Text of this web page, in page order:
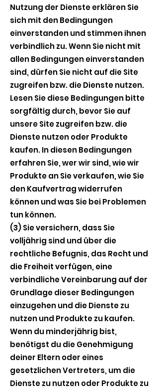
Nutzung der Dienste erklären Sie
sich mit den Bedingungen
einverstanden und stimmen ihnen
verbindlich zu. Wenn Sie nicht mit
allen Bedingungen einverstanden
sind, dürfen Sie nicht auf die Site
zugreifen bzw. die Dienste nutzen.
Lesen Sie diese Bedingungen bitte
sorgfältig durch, bevor Sie auf
unsere Site zugreifen bzw. die
Dienste nutzen oder Produkte
kaufen. In diesen Bedingungen
erfahren Sie, wer wir sind, wie wir
Produkte an Sie verkaufen, wie Sie
den Kaufvertrag widerrufen
können und was Sie bei Problemen
tun können.
(3) Sie versichern, dass Sie
volljährig sind und über die
rechtliche Befugnis, das Recht und
die Freiheit verfügen, eine
verbindliche Vereinbarung auf der
Grundlage dieser Bedingungen
einzugehen und die Dienste zu
nutzen und Produkte zu kaufen.
Wenn du minderjährig bist,
benötigst du die Genehmigung
deiner Eltern oder eines
gesetzlichen Vertreters, um die
Dienste zu nutzen oder Produkte zu